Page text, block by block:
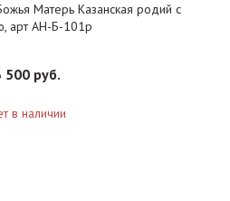
Матерь Казанская родий с
арт АН-Б-101р
500 руб.
в наличии